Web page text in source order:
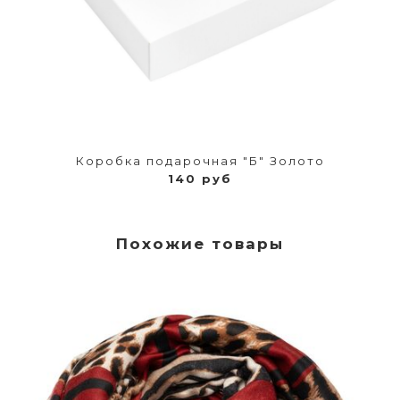
Коробка подарочная "Б" Золото
140 руб
Похожие товары